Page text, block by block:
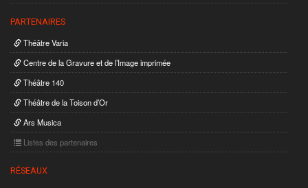
PARTENAIRES
Théâtre Varia
Centre de la Gravure et de l’Image imprimée
Théâtre 140
Théâtre de la Toison d’Or
Ars Musica
Listes des partenaires
RÉSEAUX